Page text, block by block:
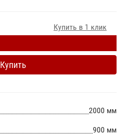
Купить в 1 клик
Купить
2000 мм
900 мм